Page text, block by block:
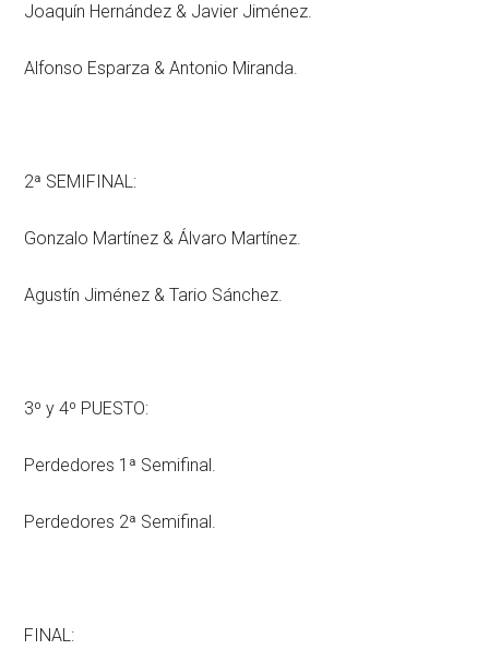
Joaquín Hernández & Javier Jiménez.
Alfonso Esparza & Antonio Miranda.
2ª SEMIFINAL:
Gonzalo Martínez & Álvaro Martínez.
Agustín Jiménez & Tario Sánchez.
3º y 4º PUESTO:
Perdedores 1ª Semifinal.
Perdedores 2ª Semifinal.
FINAL: